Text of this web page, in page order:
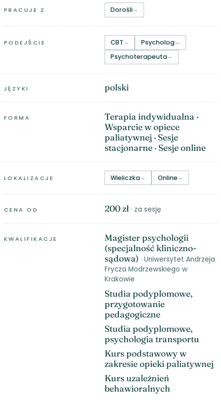
PRACUJE Z Dorośli
PODEJŚCIE CBT
Psycholog
Psychoterapeuta
JĘZYKI polski
FORMA
Terapia indywidualna ·
Wsparcie w opiece
paliatywnej · Sesje
stacjonarne · Sesje online
LOKALIZACJE Wieliczka Online
CENA OD 200 zł · za sesję
KWALIFIKACJE
Magister psychologii
(specjalność kliniczno-
sądowa) · Uniwersytet Andrzeja
Frycza Modrzewskiego w
Krakowie
Studia podyplomowe,
przygotowanie
pedagogiczne
Studia podyplomowe,
psychologia transportu
Kurs podstawowy w
zakresie opieki paliatywnej
Kurs uzależnień
behawioralnych